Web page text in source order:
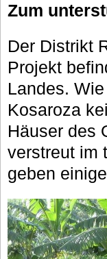
Zum
Der Distrikt
Projekt
Landes.
Kosaroza
Häuser des
verstreut im
geben